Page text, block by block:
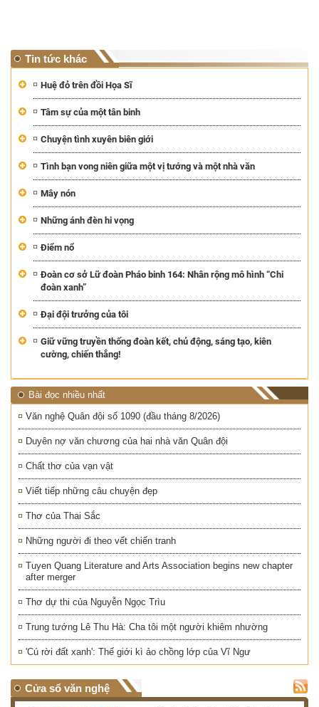
Tin tức khác
Huệ đỏ trên đồi Họa Sĩ
Tâm sự của một tân binh
Chuyện tình xuyên biên giới
Tình bạn vong niên giữa một vị tướng và một nhà văn
Mây nón
Những ánh đèn hi vọng
Điểm nổ
Đoàn cơ sở Lữ đoàn Pháo binh 164: Nhân rộng mô hình “Chi
đoàn xanh”
Đại đội trưởng của tôi
Giữ vững truyền thống đoàn kết, chủ động, sáng tạo, kiên
cường, chiến thắng!
Bài đọc nhiều nhất
Văn nghệ Quân đội số 1090 (đầu tháng 8/2026)
Duyên nợ văn chương của hai nhà văn Quân đội
Chất thơ của vạn vật
Viết tiếp những câu chuyện đẹp
Thơ của Thai Sắc
Những người đi theo vết chiến tranh
Tuyen Quang Literature and Arts Association begins new chapter
after merger
Thơ dự thi của Nguyễn Ngọc Trìu
Trung tướng Lê Thu Hà: Cha tôi một người khiêm nhường
'Cú rời đất xanh': Thế giới kì ảo chồng lớp của Vĩ Ngư
Cửa sổ văn nghệ